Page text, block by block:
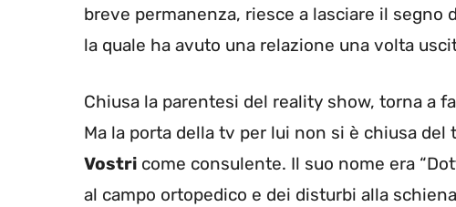
breve permanenza, riesce a lasciare il segno
la quale ha avuto una relazione una volta
Chiusa la parentesi del reality show, torna a
Ma la porta della tv per lui non si è chiusa
Vostri come consulente. Il suo nome era
al campo ortopedico e dei disturbi alla